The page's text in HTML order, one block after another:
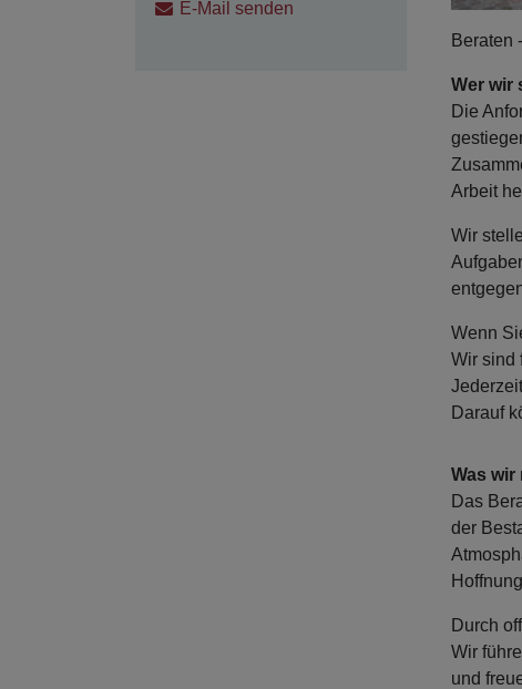
E-Mail senden
Beraten
Wer wir
Die
Arbeit
Wir
Wenn
Wir sind
Darauf
Was wir
Das
der
Durch
Wir
und